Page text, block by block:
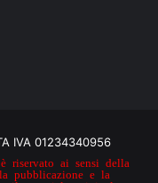
IVA 01234340956
riservato ai sensi della
pubblicazione e la